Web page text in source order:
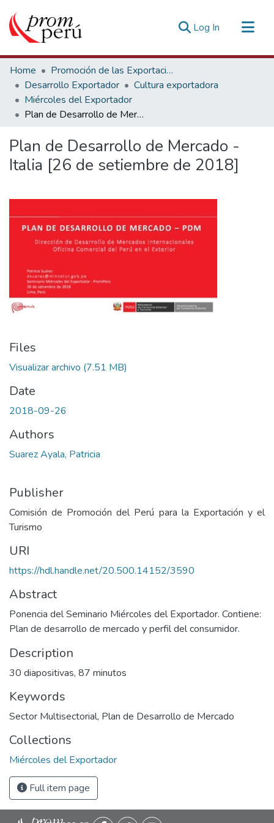
Log In (current)
Communities & Collections
All of DSpace
Statistics
Estadísticas Externas
Home
Promoción de las Exportaciones
Desarrollo Exportador
Cultura exportadora
Miércoles del Exportador
Plan de Desarrollo de Mercado - Italia [26 de setiembre de 2018]
Plan de Desarrollo de Mercado -
Italia [26 de setiembre de 2018]
Files
Visualizar archivo (7.51 MB)
Date
2018-09-26
Authors
Suarez Ayala, Patricia
Publisher
Comisión de Promoción del Perú para la Exportación y el
Turismo
URI
https://hdl.handle.net/20.500.14152/3590
Abstract
Ponencia del Seminario Miércoles del Exportador. Contiene:
Plan de desarrollo de mercado y perfil del consumidor.
Description
30 diapositivas, 87 minutos
Keywords
Sector Multisectorial, Plan de Desarrollo de Mercado
Collections
Miércoles del Exportador
Full item page